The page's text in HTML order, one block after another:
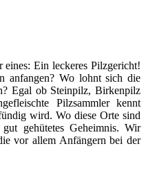
Ein leckeres Pilzgericht!
anfangen? Wo lohnt sich die
Egal ob Steinpilz, Birkenpilz
Pilzsammler kennt
wird. Wo diese Orte sind
gehütetes Geheimnis. Wir
vor allem Anfängern bei der